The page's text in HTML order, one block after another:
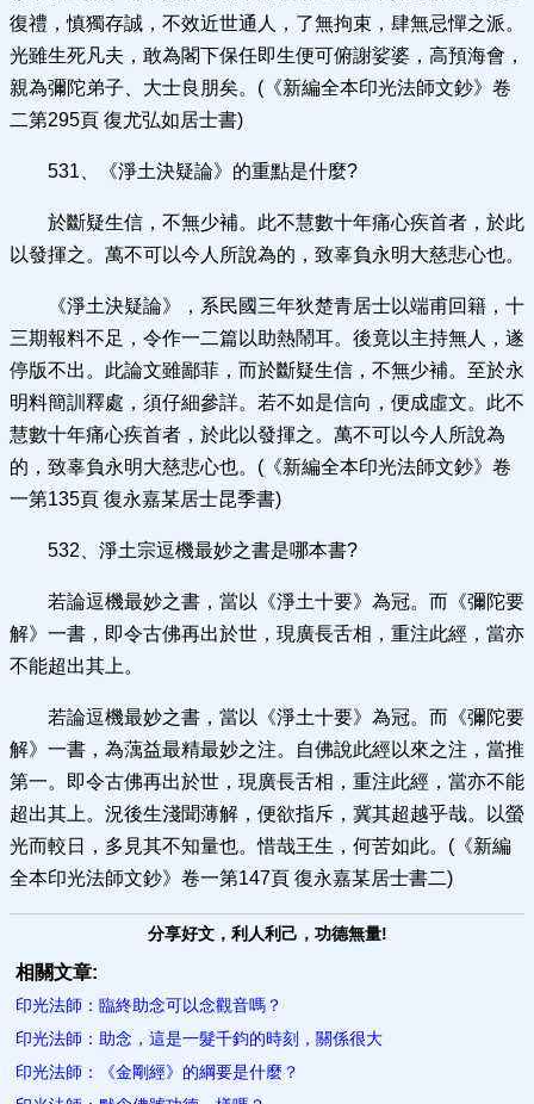
復禮，慎獨存誠，不效近世通人，了無拘束，肆無忌憚之派。
光雖生死凡夫，敢為閣下保任即生便可俯謝娑婆，高預海會，
親為彌陀弟子、大士良朋矣。(《新編全本印光法師文鈔》卷
二第295頁 復尤弘如居士書)
531、《淨土決疑論》的重點是什麼?
於斷疑生信，不無少補。此不慧數十年痛心疾首者，於此
以發揮之。萬不可以今人所說為的，致辜負永明大慈悲心也。
《淨土決疑論》，系民國三年狄楚青居士以端甫回籍，十
三期報料不足，令作一二篇以助熱鬧耳。後竟以主持無人，遂
停版不出。此論文雖鄙菲，而於斷疑生信，不無少補。至於永
明料簡訓釋處，須仔細參詳。若不如是信向，便成虛文。此不
慧數十年痛心疾首者，於此以發揮之。萬不可以今人所說為
的，致辜負永明大慈悲心也。(《新編全本印光法師文鈔》卷
一第135頁 復永嘉某居士昆季書)
532、淨土宗逗機最妙之書是哪本書?
若論逗機最妙之書，當以《淨土十要》為冠。而《彌陀要
解》一書，即令古佛再出於世，現廣長舌相，重注此經，當亦
不能超出其上。
若論逗機最妙之書，當以《淨土十要》為冠。而《彌陀要
解》一書，為蕅益最精最妙之注。自佛說此經以來之注，當推
第一。即令古佛再出於世，現廣長舌相，重注此經，當亦不能
超出其上。況後生淺聞薄解，便欲指斥，冀其超越乎哉。以螢
光而較日，多見其不知量也。惜哉王生，何苦如此。(《新編
全本印光法師文鈔》卷一第147頁 復永嘉某居士書二)
分享好文，利人利己，功德無量!
相關文章:
印光法師：臨終助念可以念觀音嗎？
印光法師：助念，這是一髮千鈞的時刻，關係很大
印光法師：《金剛經》的綱要是什麼？